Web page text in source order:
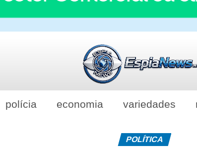
polícia economia variedades
POLÍTICA